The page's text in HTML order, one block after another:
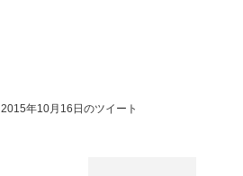
2015年10月16日のツイート